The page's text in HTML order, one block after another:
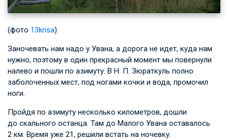
(фото 13krisa)
Заночевать нам надо у Увана, а дорога не идет, куда нам
нужно, поэтому в один прекрасный момент мы повернули
налево и пошли по азимуту. В Н. П. Зюраткуль полно
заболоченных мест, под ногами кочки и вода, промочил
ноги.
Пройдя по азимуту несколько километров, дошли
до скального останца. Там до Малого Увана оставалось
2 км. Время уже 21, решили встать на ночевку.